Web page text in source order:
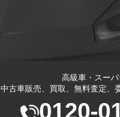
高級車・スー
中古車販売、買取、無料査定、
0120-